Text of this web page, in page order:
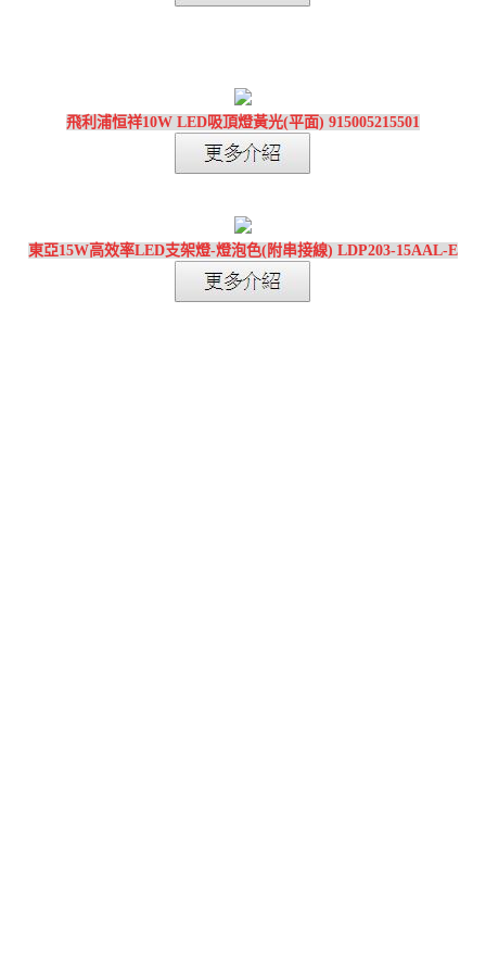
飛利浦恒祥10W LED吸頂燈黃光(平面) 915005215501
東亞15W高效率LED支架燈-燈泡色(附串接線) LDP203-15AAL-E